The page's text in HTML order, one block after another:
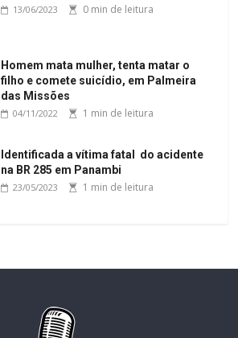
13/06/2023 0 min de leitura
Homem mata mulher, tenta matar o
filho e comete suicídio, em Palmeira
das Missões
04/11/2022 1 min de leitura
Identificada a vítima fatal do acidente
na BR 285 em Panambi
23/05/2023 1 min de leitura